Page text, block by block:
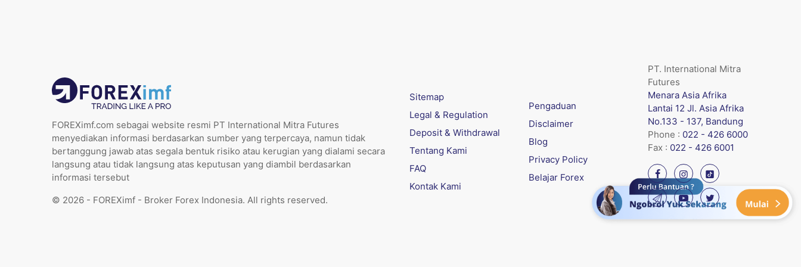
FOREXimf.com sebagai website resmi PT International Mitra Futures
menyediakan informasi berdasarkan sumber yang terpercaya, namun tidak
bertanggung jawab atas segala bentuk risiko atau kerugian yang dialami secara
langsung atau tidak langsung atas keputusan yang diambil berdasarkan
informasi tersebut
© 2026 - FOREXimf - Broker Forex Indonesia. All rights reserved.
Sitemap
Legal & Regulation
Deposit & Withdrawal
Tentang Kami
FAQ
Kontak Kami
Pengaduan
Disclaimer
Blog
Privacy Policy
Belajar Forex
PT. International Mitra
Futures
Menara Asia Afrika
Lantai 12 Jl. Asia Afrika
No.133 - 137, Bandung
Phone : 022 - 426 6000
Fax : 022 - 426 6001